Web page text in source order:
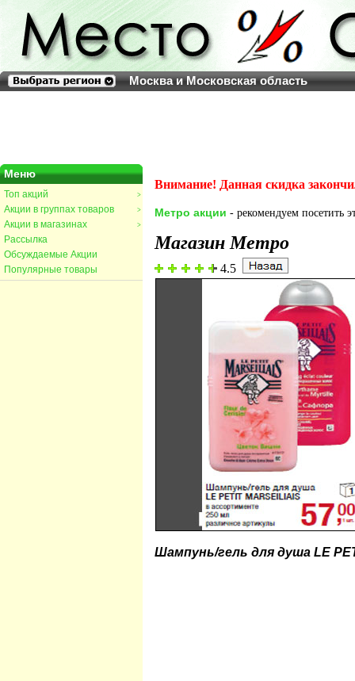
Москва и Московская область
Меню
>
Топ акций
>
Акции в группах товаров
>
Акции в магазинах
Рассылка
Обсуждаемые Акции
Популярные товары
Внимание! Данная скидка
Метро акции - рекомендуем посетить
Магазин Метро
4.5
Шампунь/гель для душа LE